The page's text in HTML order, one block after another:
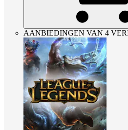
AANBIEDINGEN VAN 4